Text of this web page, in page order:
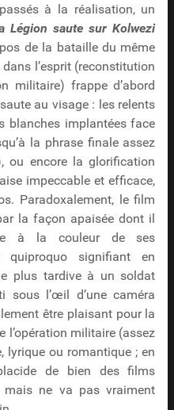
à la réalisation, un
Légion saute sur Kolwezi
de la bataille du même
l’esprit (reconstitution
militaire) frappe d’abord
au visage : les relents
blanches implantées face
la phrase finale assez
ou encore la glorification
impeccable et efficace,
Paradoxalement, le film
la façon apaisée dont il
à la couleur de ses
signifiant en
plus tardive à un soldat
sous l’œil d’une caméra
être plaisant pour la
l’opération militaire (assez
lyrique ou romantique ; en
de bien des films
mais ne va pas vraiment